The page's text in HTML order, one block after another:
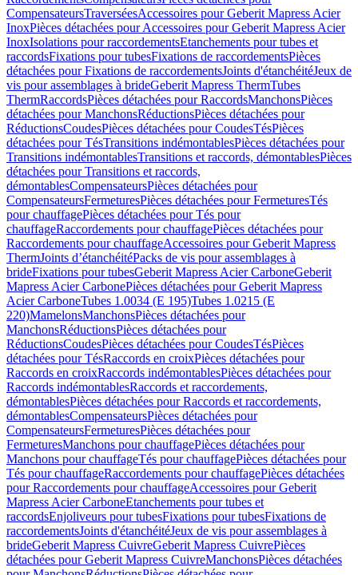
CompensateursTraverséesAccessoires pour Geberit Mapress Acier
InoxPièces détachées pour Accessoires pour Geberit Mapress Acier
InoxIsolations pour raccordementsEtanchements pour tubes et
raccordsFixations pour tubesFixations de raccordementsPièces
détachées pour Fixations de raccordementsJoints d'étanchéitéJeux de
vis pour assemblages à brideGeberit Mapress ThermTubes
ThermRaccordsPièces détachées pour RaccordsManchonsPièces
détachées pour ManchonsRéductionsPièces détachées pour
RéductionsCoudesPièces détachées pour CoudesTésPièces
détachées pour TésTransitions indémontablesPièces détachées pour
Transitions indémontablesTransitions et raccords, démontablesPièces
détachées pour Transitions et raccords,
démontablesCompensateursPièces détachées pour
CompensateursFermeturesPièces détachées pour FermeturesTés
pour chauffagePièces détachées pour Tés pour
chauffageRaccordements pour chauffagePièces détachées pour
Raccordements pour chauffageAccessoires pour Geberit Mapress
ThermJoints d’étanchéitéPacks de vis pour assemblages à
brideFixations pour tubesGeberit Mapress Acier CarboneGeberit
Mapress Acier CarbonePièces détachées pour Geberit Mapress
Acier CarboneTubes 1.0034 (E 195)Tubes 1.0215 (E
220)MamelonsManchonsPièces détachées pour
ManchonsRéductionsPièces détachées pour
RéductionsCoudesPièces détachées pour CoudesTésPièces
détachées pour TésRaccords en croixPièces détachées pour
Raccords en croixRaccords indémontablesPièces détachées pour
Raccords indémontablesRaccords et raccordements,
démontablesPièces détachées pour Raccords et raccordements,
démontablesCompensateursPièces détachées pour
CompensateursFermeturesPièces détachées pour
FermeturesManchons pour chauffagePièces détachées pour
Manchons pour chauffageTés pour chauffagePièces détachées pour
Tés pour chauffageRaccordements pour chauffagePièces détachées
pour Raccordements pour chauffageAccessoires pour Geberit
Mapress Acier CarboneEtanchements pour tubes et
raccordsEnjoliveurs pour tubesFixations pour tubesFixations de
raccordementsJoints d'étanchéitéJeux de vis pour assemblages à
brideGeberit Mapress CuivreGeberit Mapress CuivrePièces
détachées pour Geberit Mapress CuivreManchonsPièces détachées